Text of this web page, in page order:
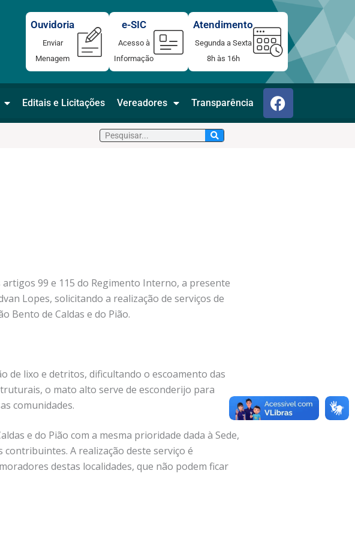
Atendimento
Segunda a Sexta
8h às 16h
e-SIC
Acesso à
Informação
Ouvidoria
Enviar
Menagem
Editais e Licitações Vereadores Transparência F
a
c
Pesquisar
99 e 115 do Regimento Interno, a presente
Lopes, solicitando a realização de serviços de
Bento de Caldas e do Pião.
de lixo e detritos, dificultando o escoamento das
o mato alto serve de esconderijo para
comunidades.
e do Pião com a mesma prioridade dada à Sede,
A realização deste serviço é
destas localidades, que não podem ficar